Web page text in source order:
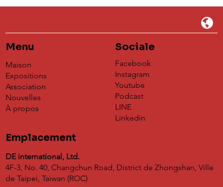
🏆 Annonce des Lauréats du Kyla Artist
Menu
Maison
Expositions
Association
Nouvelles
À propos
Sociale
Facebook
Instagram
Youtube
Podcast
LINE
Linkedin
Emplacement
DE international, Ltd.
4F-3, No. 40, Changchun Road, District de Zhongshan, Ville
de Taipei, Taiwan (ROC)